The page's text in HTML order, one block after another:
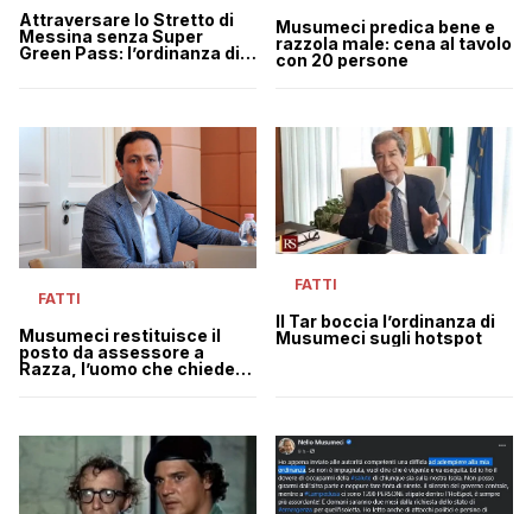
Attraversare lo Stretto di
Messina senza Super
Green Pass: l’ordinanza di
Musumeci predica bene e
razzola male: cena al tavolo
con 20 persone
FATTI
Musumeci restituisce il
posto da assessore a
Razza, l’uomo che chiedeva
FATTI
Il Tar boccia l’ordinanza di
Musumeci sugli hotspot